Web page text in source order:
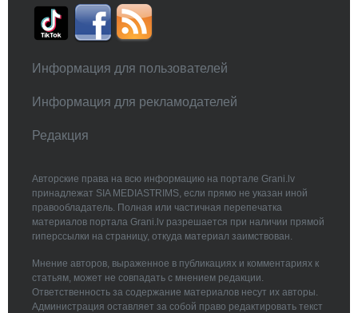
Информация для пользователей
Информация для рекламодателей
Редакция
Авторские права на всю информацию на портале Grani.lv
принадлежат SIA MEDIASTRIMS, если прямо не указан иной
правообладатель. Полная или частичная перепечатка
материалов портала Grani.lv разрешается при наличии прямой
гиперссылки на страницу, откуда материал заимствован.
Мнение авторов, выраженное в публикациях и комментариях к
статьям, может не совпадать с мнением редакции.
Ответственность за содержание материалов несут их авторы.
Администрация оставляет за собой право редактировать текст